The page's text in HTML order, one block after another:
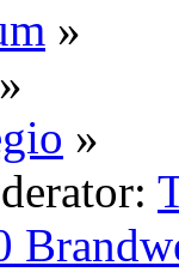
»
»
»